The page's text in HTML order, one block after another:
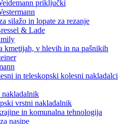
priključki
silažo in lopate za rezanje
& Lade
kmetijah, v hlevih in na pašnikih
in teleskopski kolesni nakladalci
vrstni nakladalnik
in komunalna tehnologija
nasipe